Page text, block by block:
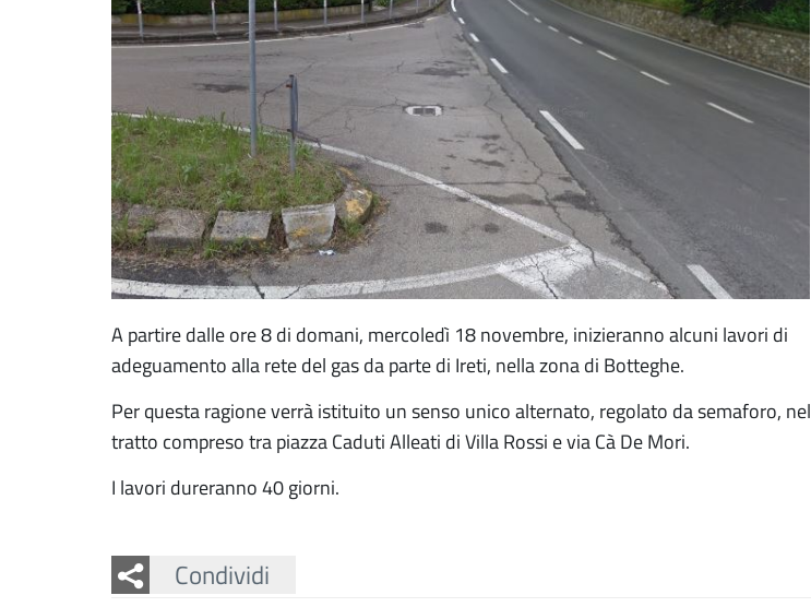
A partire dalle ore 8 di domani, mercoledì 18 novembre, inizieranno alcuni lavori di
adeguamento alla rete del gas da parte di Ireti, nella zona di Botteghe.
Per questa ragione verrà istituito un senso unico alternato, regolato da semaforo, nel
tratto compreso tra piazza Caduti Alleati di Villa Rossi e via Cà De Mori.
I lavori dureranno 40 giorni.
Condividi
Facebook
Twitter
Whatsapp